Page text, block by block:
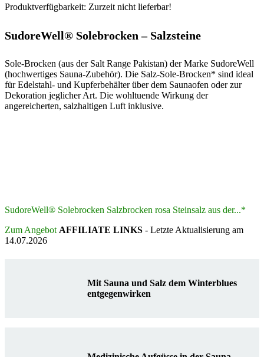
Produktverfügbarkeit: Zurzeit nicht lieferbar!
SudoreWell® Solebrocken – Salzsteine
Sole-Brocken (aus der Salt Range Pakistan) der Marke SudoreWell
(hochwertiges Sauna-Zubehör). Die Salz-Sole-Brocken* sind ideal
für Edelstahl- und Kupferbehälter über dem Saunaofen oder zur
Dekoration jeglicher Art. Die wohltuende Wirkung der
angereicherten, salzhaltigen Luft inklusive.
SudoreWell® Solebrocken Salzbrocken rosa Steinsalz aus der...*
Zum Angebot AFFILIATE LINKS - Letzte Aktualisierung am
14.07.2026
Mit Sauna und Salz dem Winterblues
entgegenwirken